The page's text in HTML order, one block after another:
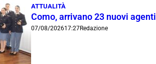
ATTUALITÀ
Como, arrivano 23 nuovi agenti
07/08/202617:27Redazione